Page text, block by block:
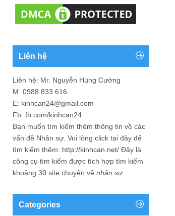
Liên hệ
Liên hệ: Mr. Nguyễn Hùng Cường
M: 0988 833 616
E: kinhcan24@gmail.com
Fb: fb.com/kinhcan24
Bạn muốn tìm kiếm thêm thông tin về các
vấn đề Nhân sự . Vui lòng click tại đây để
tìm kiếm thêm: http://kinhcan.net/ Đây là
công cụ tìm kiếm được tích hợp tìm kiếm
khoảng 30 site chuyên về nhân sự.
Categories